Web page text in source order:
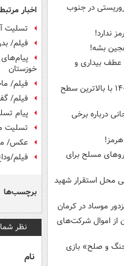
در جنوب
ندارد!
بشه!
بیداری و
پورجمشیدیان: اربعین ۱۴۰۵ با بالاترین سطح
درباره برخی
هرمز!
مسلح برای
محل استقرار شهید
تومان از اموال شرکت‌های
و صلح‌» بازی
اخبار مرتبط
تسلیت
فیلم/
خوزستان
فیلم/
فیلم/
پیام
تسلیت
عکس/
فیلم/
برچسب‌ها
نظر شما
نام